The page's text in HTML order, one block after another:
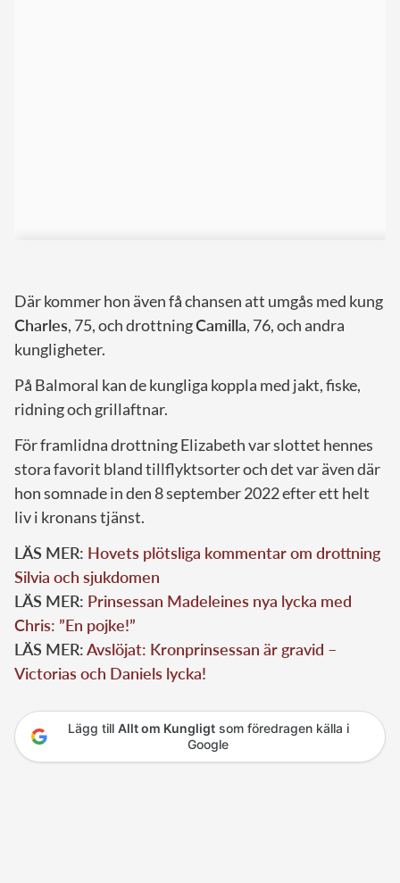
Där kommer hon även få chansen att umgås med kung
Charles, 75, och drottningCamilla, 76, och andra
kungligheter.
På Balmoral kan de kungliga koppla med jakt, fiske,
ridning och grillaftnar.
För framlidna drottning Elizabeth var slottet hennes
stora favorit bland tillflyktsorter och det var även där
hon somnade in den 8 september 2022 efter ett helt
liv i kronans tjänst.
LÄS MER: Hovets plötsliga kommentar om drottning
Silvia och sjukdomen
LÄS MER: Prinsessan Madeleines nya lycka med
Chris: ”En pojke!”
LÄS MER:Avslöjat: Kronprinsessan är gravid –
Victorias och Daniels lycka!
Lägg till Allt om Kungligtsom föredragen källa i
Google